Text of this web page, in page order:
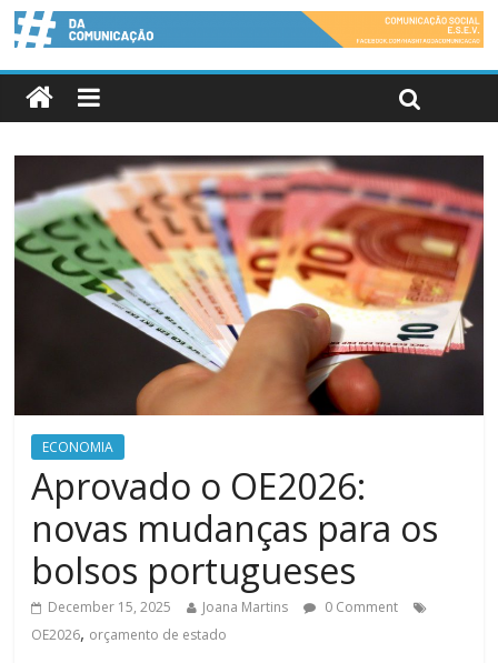
ECONOMIA
Aprovado o OE2026:
novas mudanças para os
bolsos portugueses
December 15, 2025 Joana Martins
0 Comment
OE2026, orçamento de estado